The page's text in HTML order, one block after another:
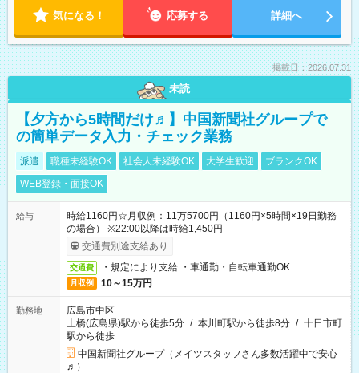
気になる！ 応募する 詳細へ
掲載日：2026.07.31
未読
【夕方から5時間だけ♬】中国新聞社グループで
の簡単データ入力・チェック業務
派遣 職種未経験OK 社会人未経験OK 大学生歓迎
ブランクOK
WEB登録・面接OK
給与
時給1160円☆月収例：11万5700円（1160円×5時間×19日勤務
の場合） ※22:00以降は時給1,450円
交通費別途支給あり
交通費 ・規定により支給 ・車通勤・自転車通勤OK
月収例 10～15万円
勤務地
広島市中区
土橋(広島県)駅から徒歩5分 / 本川町駅から徒歩8分 / 十日市町
駅から徒歩
中国新聞社グループ（メイツスタッフさん多数活躍中で安心
♬）